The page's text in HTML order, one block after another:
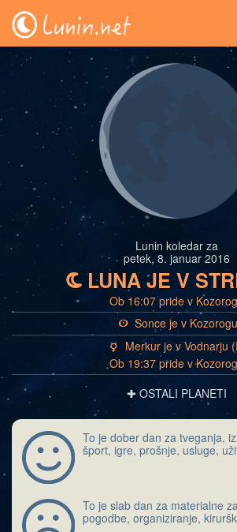
Lunin koledar za
petek, 8. januar 2016
bLUNA JE V
Ob 16:07 pride v
a Sonce je v Kozorogu
c
Merkur je v Vodnarju
Ob 19:37 pride v
✚ OSTALI PLANETI
To je dober dan za tveganja,
šport, igre, prošnje, usluge,
To je slab dan za materialne
pogodbe, organiziranje,